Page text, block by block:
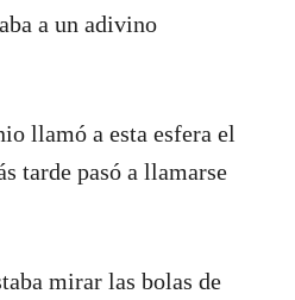
a un adivino
llamó a esta esfera el
tarde pasó a llamarse
mirar las bolas de